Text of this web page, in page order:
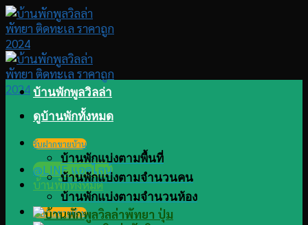
Skip
to
content
รับฝากขายบ้าน
@LINE แอดไลน์
บ้านพักทั้งหมด
รับฝากขายบ้าน
บ้านพักพูลวิลล่า
ดูบ้านพักทั้งหมด
บ้านพักแบ่งตามพื้นที่
บ้านพักแบ่งตามจำนวนคน
บ้านพักแบ่งตามจำนวนห้อง